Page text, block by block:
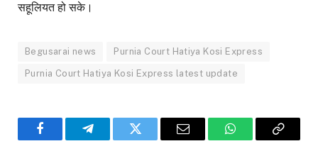
सहूलियत हो सके।
Begusarai news Purnia Court Hatiya Kosi Express
Purnia Court Hatiya Kosi Express latest update
FacebookTelegramTwitter Email WhatsAppCopy